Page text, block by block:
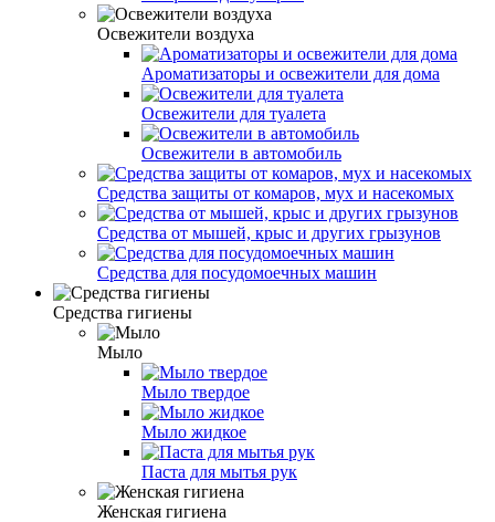
Освежители воздуха
Ароматизаторы и освежители для дома
Освежители для туалета
Освежители в автомобиль
Средства защиты от комаров, мух и насекомых
Средства от мышей, крыс и других грызунов
Средства для посудомоечных машин
Средства гигиены
Мыло
Мыло твердое
Мыло жидкое
Паста для мытья рук
Женская гигиена